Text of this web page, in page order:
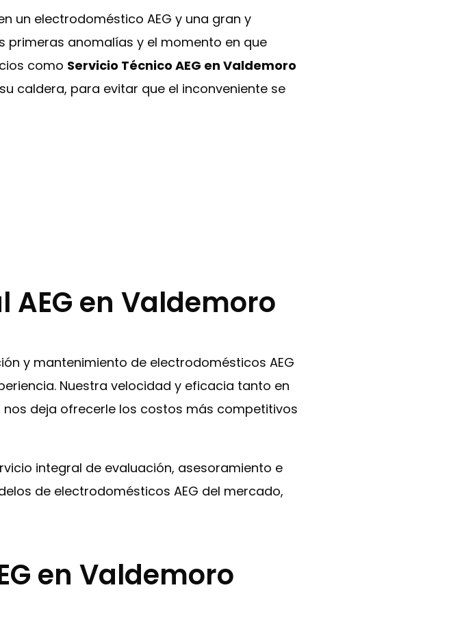
un electrodoméstico AEG y una gran y
anomalías y el momento en que
como Servicio Técnico AEG en Valdemoro
caldera, para evitar que el inconveniente se
en Valdemoro
y mantenimiento de electrodomésticos AEG
Nuestra velocidad y eficacia tanto en
deja ofrecerle los costos más competitivos
integral de evaluación, asesoramiento e
de electrodomésticos AEG del mercado,
en Valdemoro